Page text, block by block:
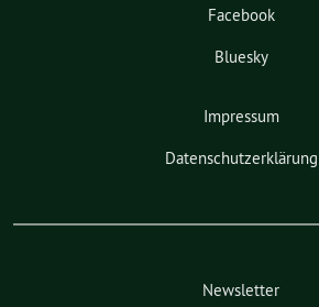
Facebook
Bluesky
Impressum
Datenschutzerklärung
Newsletter